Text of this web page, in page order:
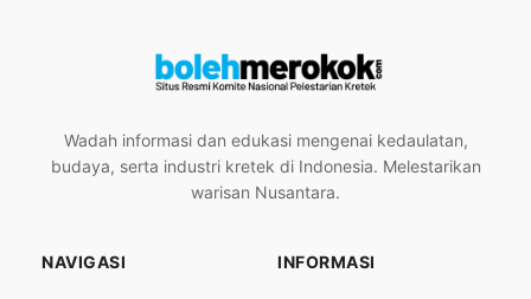
Wadah informasi dan edukasi mengenai kedaulatan,
budaya, serta industri kretek di Indonesia. Melestarikan
warisan Nusantara.
NAVIGASI INFORMASI